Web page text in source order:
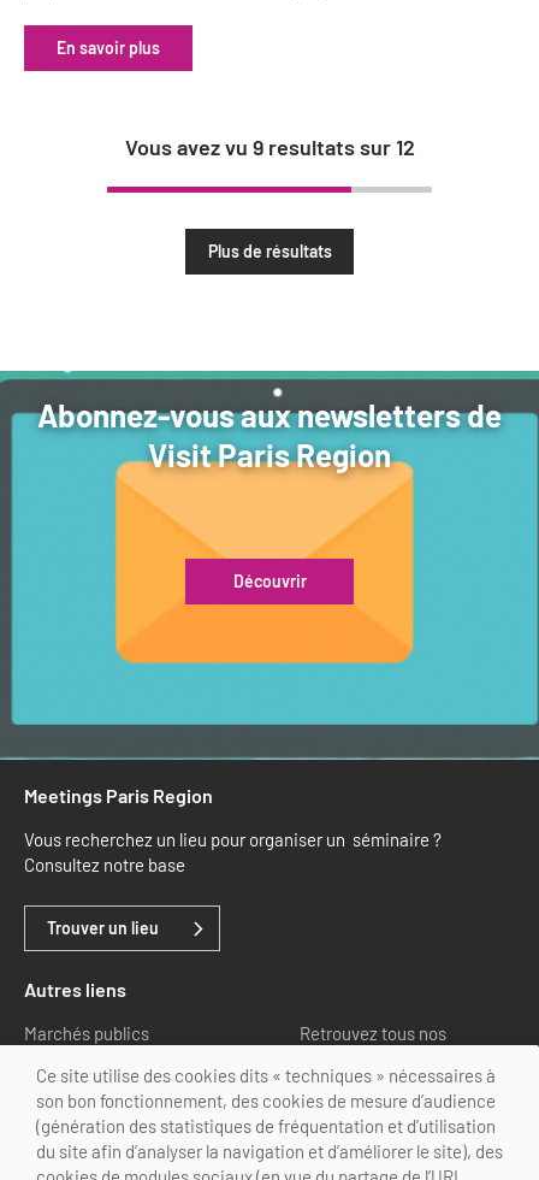
En savoir plus
Vous avez vu 9resultats sur12
Plus de résultats
Abonnez-vous aux newsletters de
Visit Paris Region
Découvrir
Meetings Paris Region
Vous recherchez un lieu pour organiser un séminaire ?
Consultez notre base
Trouver un lieu
Autres liens
Marchés publics
Retrouvez tous nos
Nous suivre
Ce site utilise des cookies dits « techniques » nécessaires à
son bon fonctionnement, des cookies de mesure d’audience
(génération des statistiques de fréquentation et d’utilisation
du site afin d’analyser la navigation et d’améliorer le site), des